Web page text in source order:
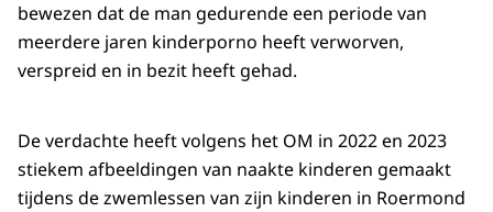
bewezen dat de man gedurende een periode van
meerdere jaren kinderporno heeft verworven,
verspreid en in bezit heeft gehad.
De verdachte heeft volgens het OM in 2022 en 2023
stiekem afbeeldingen van naakte kinderen gemaakt
tijdens de zwemlessen van zijn kinderen in Roermond